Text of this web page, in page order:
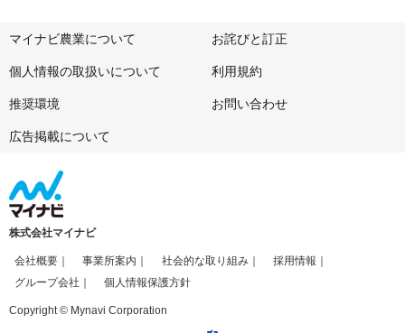
マイナビ農業について お詫びと訂正
個人情報の取扱いについて 利用規約
推奨環境 お問い合わせ
広告掲載について
株式会社マイナビ
会社概要 事業所案内 社会的な取り組み
採用情報
グループ会社
個人情報保護方針
Copyright © Mynavi Corporation